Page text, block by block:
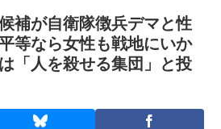
補が自衛隊徴兵デマと性
等なら女性も戦地にいか
「人を殺せる集団」と投